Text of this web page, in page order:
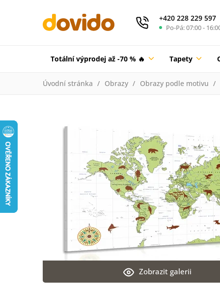
+420 228 229 597
Po-Pá: 07:00 -
Totální výprodej až -70 % 🔥 Tapety
Úvodní stránka Obrazy Obrazy podle motivu
Zobrazit galerii